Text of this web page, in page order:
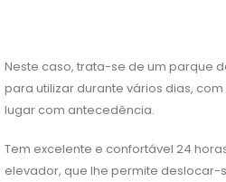
Neste caso, trata-se de um parque
para utilizar durante vários dias,
lugar com antecedência.
Tem excelente e confortável 24
elevador, que lhe permite deslocar-